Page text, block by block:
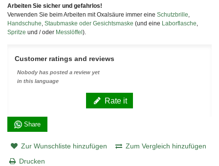
Arbeiten Sie sicher und gefahrlos!
Verwenden Sie beim Arbeiten mit Oxalsäure immer eine Schutzbrille,
Handschuhe, Staubmaske oder Gesichtsmaske (und eine Laborflasche,
Spritze und / oder Messlöffel ).
Customer ratings and reviews
Nobody has posted a review yet
in this language
Rate it
Share
Zur Wunschliste hinzufügen
Zum Vergleich hinzufügen
Drucken